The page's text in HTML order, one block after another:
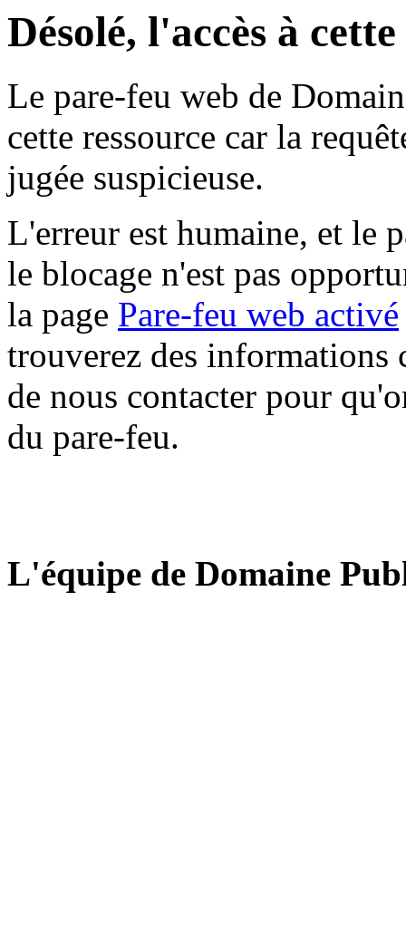
Désolé, l'accès à
Le pare-feu web de
cette ressource car la
jugée suspicieuse.
L'erreur est humaine, et le
le blocage n'est pas
la page Pare-feu web activé
trouverez des informations
de nous contacter pour
du pare-feu.
L'équipe de Domaine